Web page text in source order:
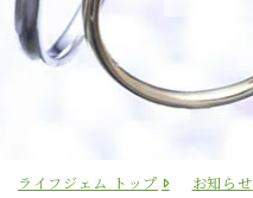
ライフジェム トップ お知らせ